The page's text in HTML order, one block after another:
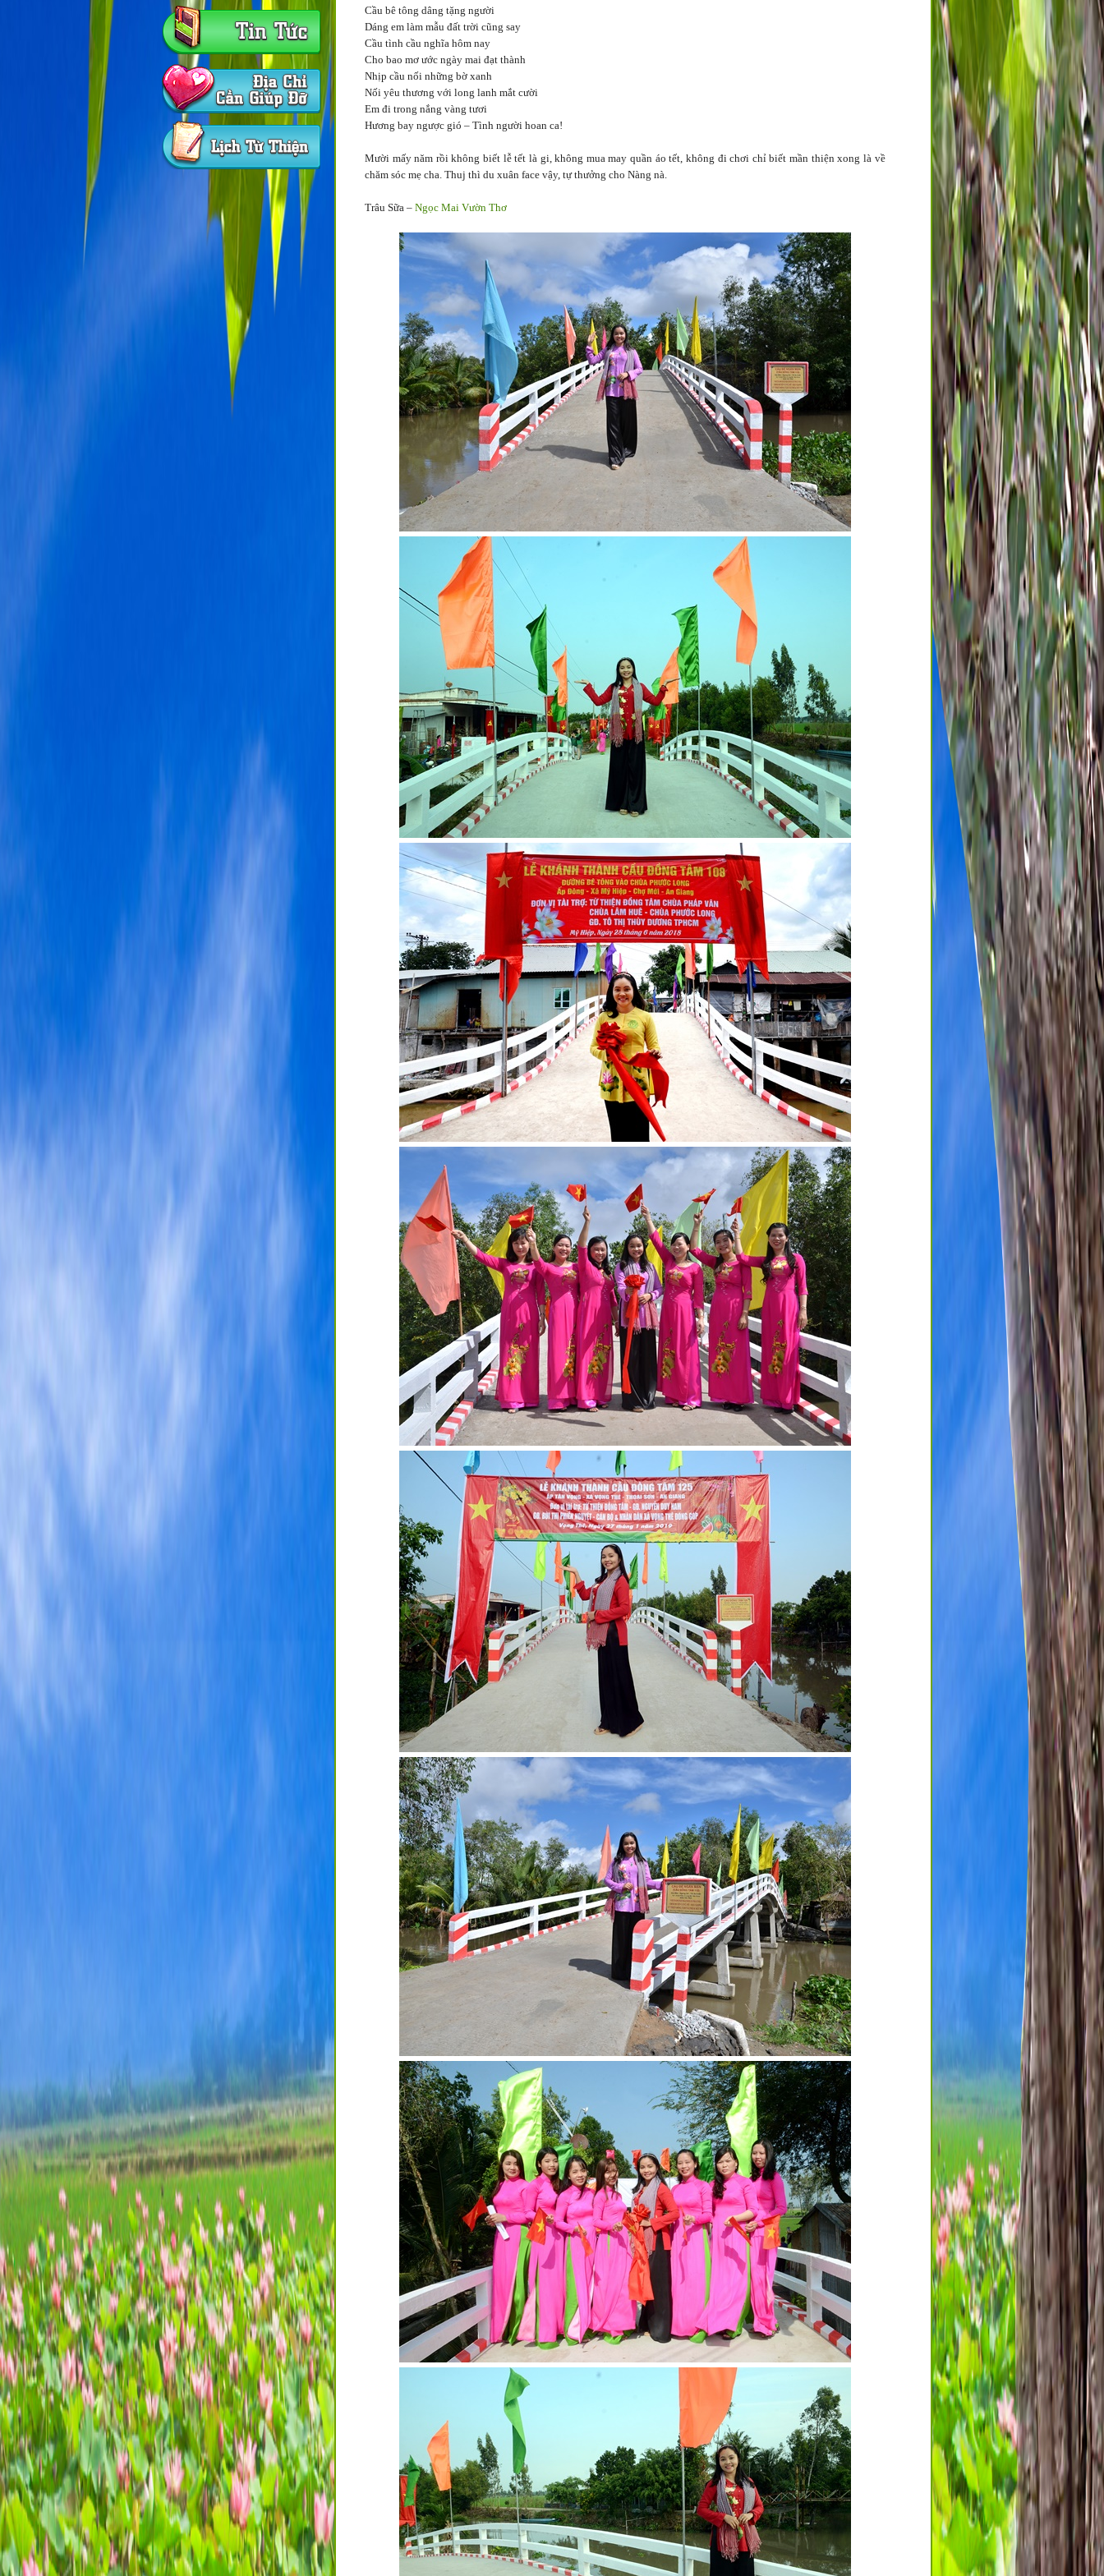
Cầu bê tông dâng tặng người
Dáng em làm mẫu đất trời cũng say
Cầu tình cầu nghĩa hôm nay
Cho bao mơ ước ngày mai đạt thành
Nhịp cầu nối những bờ xanh
Nối yêu thương với long lanh mắt cười
Em đi trong nắng vàng tươi
Hương bay ngược gió – Tình người hoan ca!
Mười mấy năm rồi không biết lễ tết là gi, không mua may quần áo tết, không đi chơi chỉ biết mần thiện xong là về
chăm sóc mẹ cha. Thuj thì du xuân face vậy, tự thưởng cho Nàng nà.
Trâu Sữa – Ngọc Mai Vườn Thơ